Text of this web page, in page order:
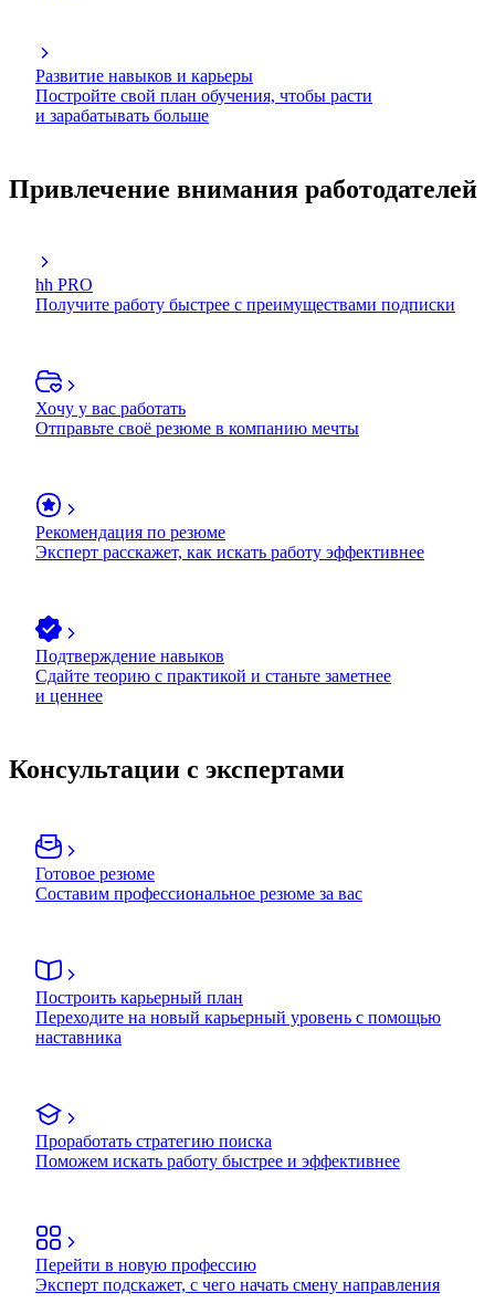
Развитие навыков и карьеры
Постройте свой план обучения, чтобы расти
и зарабатывать больше
Привлечение внимания работодателей
hh PRO
Получите работу быстрее с преимуществами подписки
Хочу у вас работать
Отправьте своё резюме в компанию мечты
Рекомендация по резюме
Эксперт расскажет, как искать работу эффективнее
Подтверждение навыков
Сдайте теорию с практикой и станьте заметнее
и ценнее
Консультации с экспертами
Готовое резюме
Составим профессиональное резюме за вас
Построить карьерный план
Переходите на новый карьерный уровень с помощью
наставника
Проработать стратегию поиска
Поможем искать работу быстрее и эффективнее
Перейти в новую профессию
Эксперт подскажет, с чего начать смену направления